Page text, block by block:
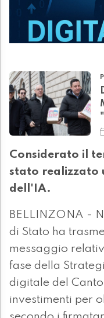
Considerato il
stato realizzato
dell'IA.
BELLINZONA -
di Stato ha
messaggio
fase della
digitale del
investimenti per